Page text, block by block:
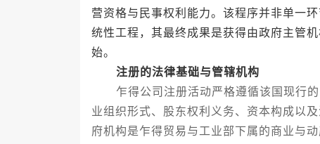
营资格与民事权利能力。该程序并非单一
统性工程，其最终成果是获得由政府主管
始。
注册的法律基础与管辖机构
乍得公司注册活动严格遵循该国现行的
业组织形式、股东权利义务、资本构成以
府机构是乍得贸易与工业部下属的商业与